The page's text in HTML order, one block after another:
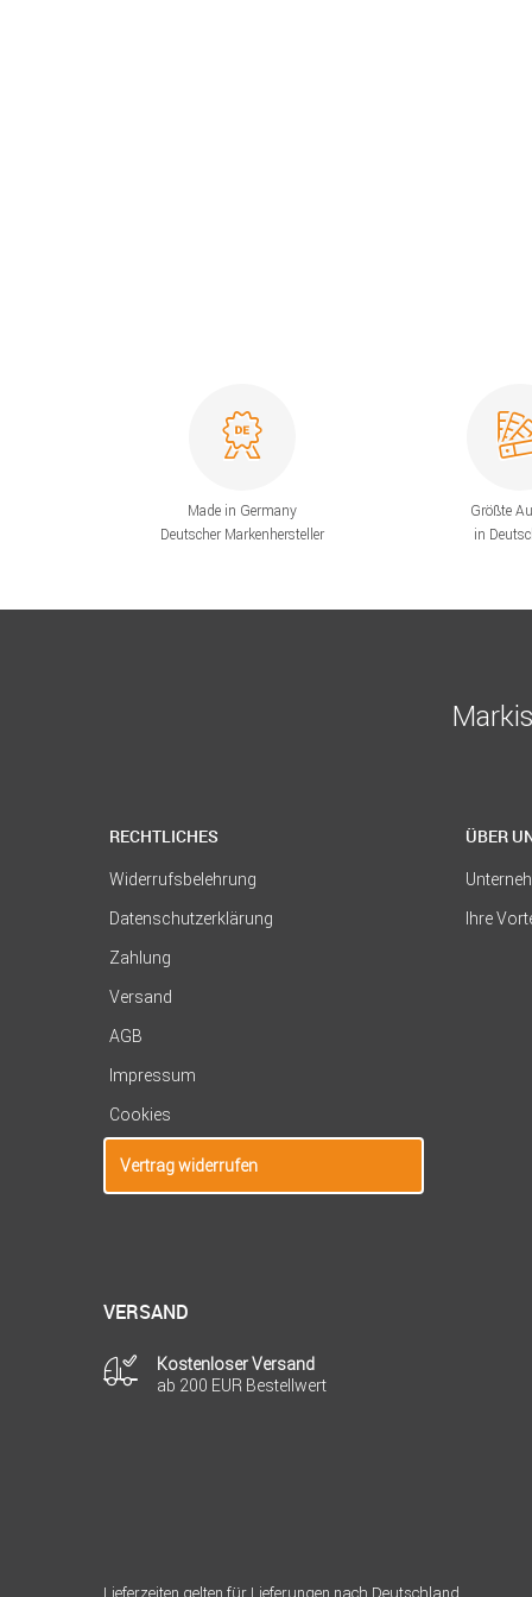
Made in Germany
Deutscher Markenhersteller
Größte
in
RECHTLICHES
Widerrufsbelehrung
Datenschutzerklärung
Zahlung
Versand
AGB
Impressum
Cookies
Vertrag widerrufen
ÜBER
Ihre
VERSAND
Kostenloser Versand
ab 200 EUR Bestellwert
Lieferzeiten gelten für Lieferungen nach Deutschland.